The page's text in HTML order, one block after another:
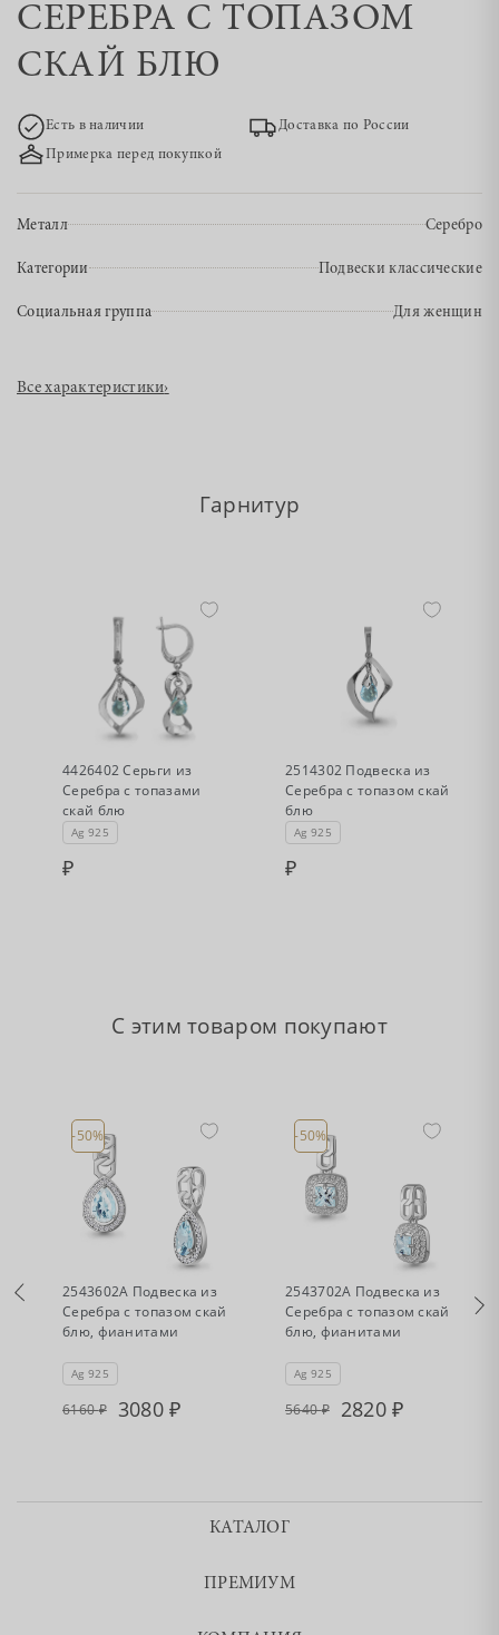
СЕРЕБРА С ТОПАЗОМ
СКАЙ БЛЮ
Есть в наличии
Доставка по России
Примерка перед покупкой
Металл Серебро
Категории Подвески классические
Социальная группа Для женщин
Все характеристики›
Гарнитур
Нет в наличии
4426402 Серьги из
Серебра с топазами
скай блю
Ag 925
2514302 Подвеска из
Серебра с топазом скай
блю
Ag 925
С этим товаром покупают
-50%
Есть в наличии
2543602А Подвеска из
Серебра с топазом скай
блю, фианитами
Ag 925
6160 3080
-50%
Есть в наличии
2543702А Подвеска из
Серебра с топазом скай
блю, фианитами
Ag 925
5640 2820
КАТАЛОГ
ПРЕМИУМ